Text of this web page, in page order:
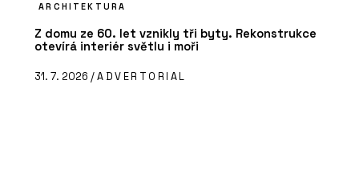
ARCHITEKTURA
Z domu ze 60. let vznikly tři byty. Rekonstrukce
otevírá interiér světlu i moři
31. 7. 2026 /ADVERTORIAL